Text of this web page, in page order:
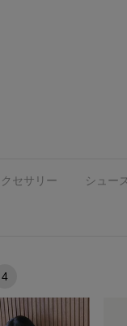
セサリー シュー
4